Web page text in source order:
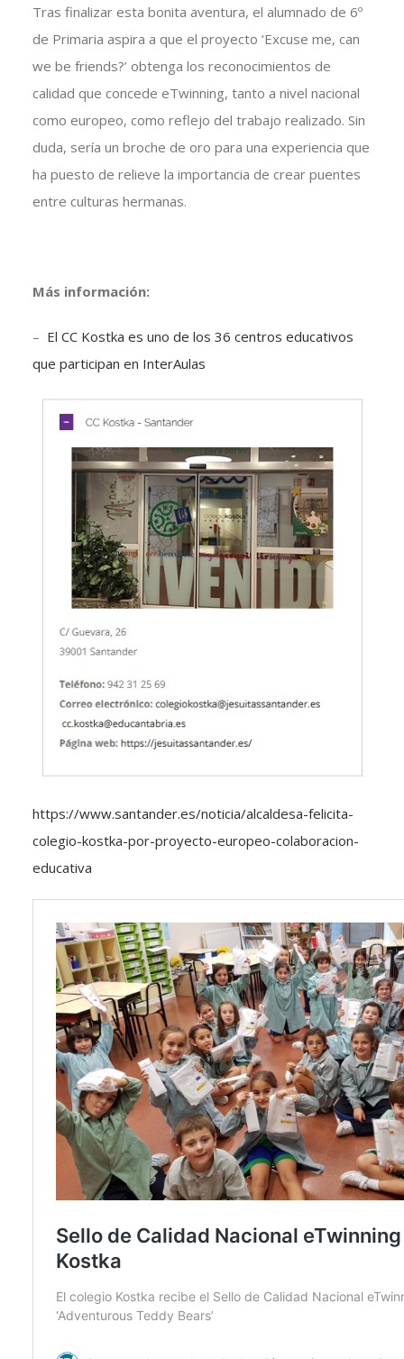
Tras finalizar esta bonita aventura, el alumnado de 6º
de Primaria aspira a que el proyecto ‘Excuse me, can
we be friends?’ obtenga los reconocimientos de
calidad que concede eTwinning, tanto a nivel nacional
como europeo, como reflejo del trabajo realizado. Sin
duda, sería un broche de oro para una experiencia que
ha puesto de relieve la importancia de crear puentes
entre culturas hermanas.
Más información:
– El CC Kostka es uno de los 36 centros educativos
que participan en InterAulas
https://www.santander.es/noticia/alcaldesa-felicita-
colegio-kostka-por-proyecto-europeo-colaboracion-
educativa